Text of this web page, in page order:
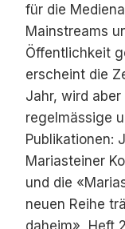
für die
Mainstreams
Öffentlichkeit
erscheint die
Jahr, wird
regelmässige
Publikationen:
Mariasteiner
und die
neuen Reihe
daheim», Heft